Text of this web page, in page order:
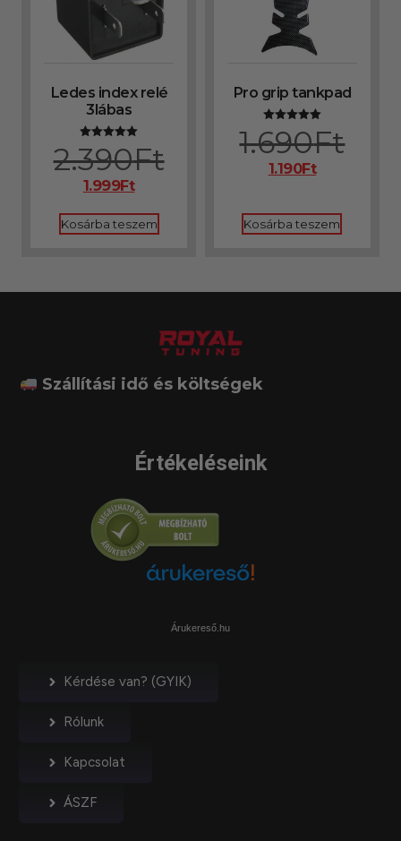
Ledes index relé
3lábas
Értékelés:
5.00
/ 5
2.390Ft
1.999Ft
Kosárba teszem
Pro grip tankpad
Értékelés:
5.00
/ 5
1.690Ft
1.190Ft
Kosárba teszem
Szállítási idő és költségek
Értékeléseink
Árukereső.hu
Kérdése van? (GYIK)
Rólunk
Kapcsolat
ÁSZF